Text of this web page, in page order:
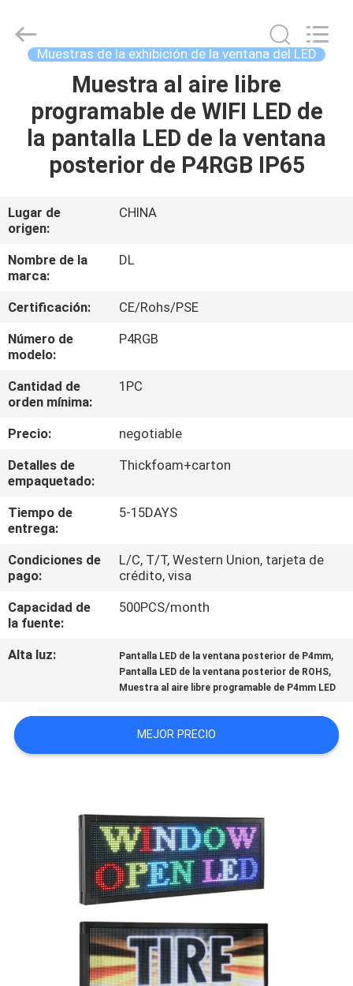
HOGAR
PRODUCTOS
SHOW
SOBRE
NOSOTROS
VIAJE
DE
LA
CONTROL
CALIDAD
ÉNTRENOS
EN
CONTACTO
CON
PIDA
PRIVACY
Display
Muestras de la exhibición de la ventana del LED
Muestra al aire libre
programable de WIFI LED de
la pantalla LED de la ventana
posterior de P4RGB IP65
Lugar de
origen:
CHINA
Nombre de la
marca:
DL
Certificación:
CE/Rohs/PSE
Número de
modelo:
P4RGB
Cantidad de
orden mínima:
1PC
Precio:
negotiable
Detalles de
empaquetado:
Thickfoam+carton
Tiempo de
entrega:
5-15DAYS
Condiciones de
pago:
L/C, T/T, Western Union, tarjeta de
crédito, visa
Capacidad de
la fuente:
500PCS/month
Alta luz: Pantalla LED de la ventana posterior de P4mm,
Pantalla LED de la ventana posterior de ROHS,
Muestra al aire libre programable de P4mm LED
MEJOR PRECIO